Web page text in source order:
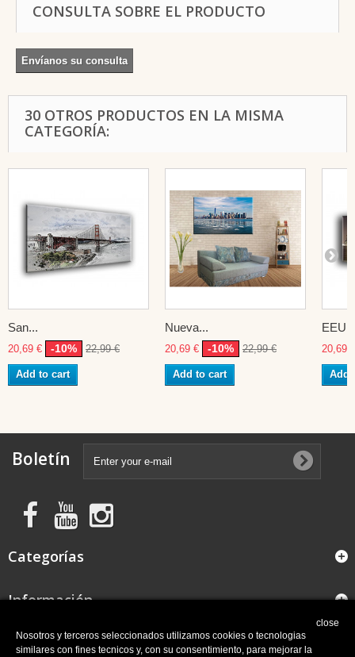
CONSULTA SOBRE EL PRODUCTO
Envíanos su consulta
30 OTROS PRODUCTOS EN LA MISMA
CATEGORÍA:
San...
20,69 € -10% 22,99 €
Add to cart
Nueva...
20,69 € -10% 22,99 €
Add to cart
20,69 €
Add
Boletín
Categorías
Información
close
Nosotros y terceros seleccionados utilizamos cookies o tecnologias
similares con fines tecnicos y, con su consentimiento, para mejorar la